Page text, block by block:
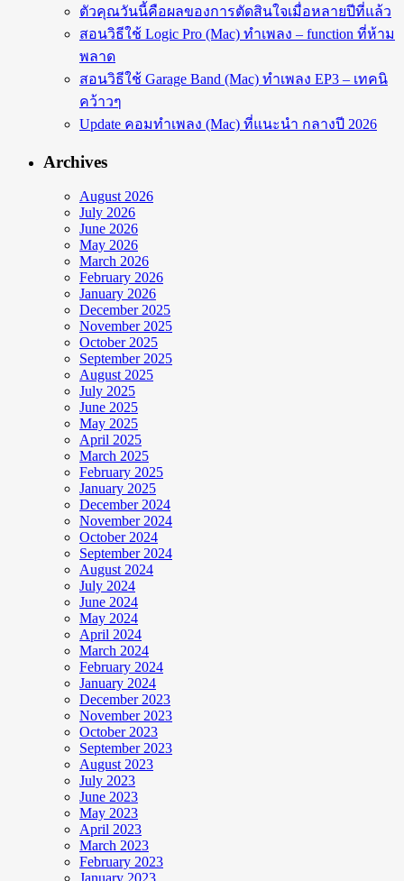
ตัวคุณวันนี้คือผลของการตัดสินใจเมื่อหลายปีที่แล้ว
สอนวิธีใช้ Logic Pro (Mac) ทำเพลง – function ที่ห้าม
พลาด
สอนวิธีใช้ Garage Band (Mac) ทำเพลง EP3 – เทคนิ
คว้าวๆ
Update คอมทำเพลง (Mac) ที่แนะนำ กลางปี 2026
Archives
August 2026
July 2026
June 2026
May 2026
March 2026
February 2026
January 2026
December 2025
November 2025
October 2025
September 2025
August 2025
July 2025
June 2025
May 2025
April 2025
March 2025
February 2025
January 2025
December 2024
November 2024
October 2024
September 2024
August 2024
July 2024
June 2024
May 2024
April 2024
March 2024
February 2024
January 2024
December 2023
November 2023
October 2023
September 2023
August 2023
July 2023
June 2023
May 2023
April 2023
March 2023
February 2023